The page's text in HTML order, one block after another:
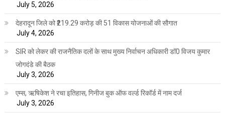
July 5, 2026
देहरादून जिले को ₹219.29 करोड़ की 51 विकास योजनाओं की सौगात
July 4, 2026
SIR को लेकर की राजनैतिक दलों के साथ मुख्य निर्वाचन अधिकारी डॉ0 विजय कुमार
जोगदंडे की बैठक
July 3, 2026
एम्स, ऋषिकेश ने रचा इतिहास, गिनीज बुक ऑफ वर्ल्ड रिकॉर्ड में नाम दर्ज
July 3, 2026